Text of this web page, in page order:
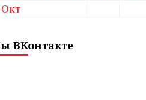
Окт
ВКонтакте